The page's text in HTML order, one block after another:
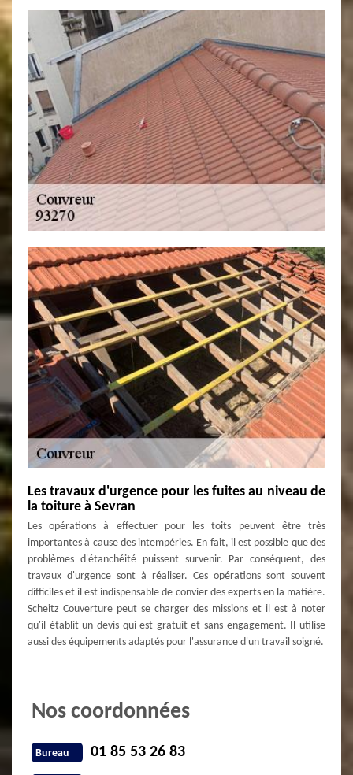
Les travaux d'urgence pour les fuites au niveau de
la toiture à Sevran
Les opérations à effectuer pour les toits peuvent être très
importantes à cause des intempéries. En fait, il est possible que des
problèmes d'étanchéité puissent survenir. Par conséquent, des
travaux d'urgence sont à réaliser. Ces opérations sont souvent
difficiles et il est indispensable de convier des experts en la matière.
Scheitz Couverture peut se charger des missions et il est à noter
qu'il établit un devis qui est gratuit et sans engagement. Il utilise
aussi des équipements adaptés pour l'assurance d'un travail soigné.
Nos coordonnées
Bureau 01 85 53 26 83